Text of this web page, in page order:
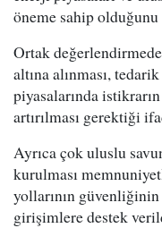
öneme sahip
Ortak
altına alınması,
piyasalarında
artırılması gerektiği
Ayrıca çok uluslu
kurulması
yollarının
girişimlere destek